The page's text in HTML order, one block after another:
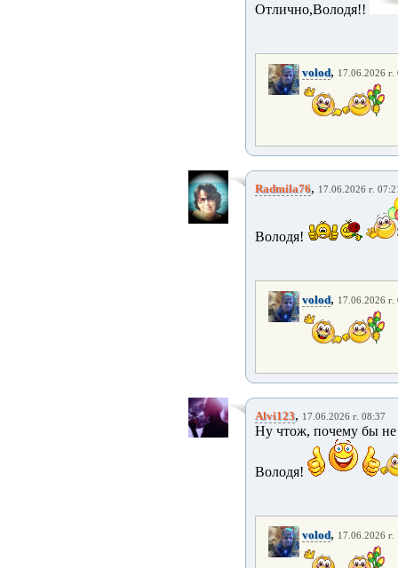
Отлично,Володя!!
volod, 17.06.2026 г.
Radmila76, 17.06.2026 г.
Володя!
volod, 17.06.2026 г.
Alvi123, 17.06.2026 г. 08:37
Ну чтож, почему бы не
Володя!
volod, 17.06.2026 г.